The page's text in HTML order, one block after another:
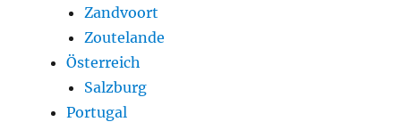
Zandvoort
Zoutelande
Österreich
Salzburg
Portugal